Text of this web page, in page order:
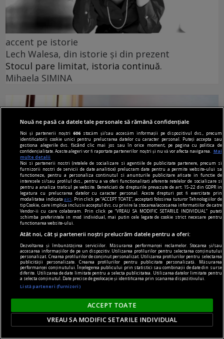
accent pe istorie
Lech Walesa, din istorie și din prezent
Stocul pare limitat, istoria continuă.
Mihaela SIMINA
prezentul discontinuu
Misterul voiniciei
„Strîmbă-Lemne” nu are, după cum se vede, o
tipologie fixă, el variind imagistic în funcţie de
marotele fiecărei generaţii.
Codrin Liviu CUŢITARU
Nouă ne pasă ca datele tale personale să rămână confidențiale
Noi și partenerii noștri606 stocăm și/sau accesăm informații pe dispozitivul dvs., precum
identificatorii cookie unici pentru prelucrarea datelor cu caracter personal. Puteți accepta sau
gestiona alegerile dvs. făcând clic mai jos sau în orice moment, pe pagina cu politica de
confidențialitate. Aceste alegeri vor fi raportate partenerilor noștri și nu vă vor afecta navigarea.
Mai
multe detalii
Noi si partenerii nostri (retelele de socializare si agentiile de publicitate partenere, precum si
furnizorii nostri de servicii de date analitice) prelucram date pentru a permite website-ului sa
functioneze, pentru a personaliza continutul si anunturile publicitare afisate in functie de
interesele si/sau profilul dvs., pentru a va oferi functionalitati aferente retelelor de socializare si
pentru a analiza traficul pe website. Beneficiati de drepturile prevazute de art. 15-22 din GDPR in
legatura cu prelucrarea datelor cu caracter personal. Aceste drepturi pot fi exercitate prin
modalitatea indicataaici
. Prin click pe “ACCEPT TOATE”, acceptati folosirea tuturor Tehnologiilor de
tip Cookie, care implica inclusiv acceptul dvs. cu privire la stocarea/accesarea informatiilor de catre
Vendor-ii cu care colaboram. Prin click pe “VREAU SA MODIFIC SETARILE INDIVIDUAL” puteti
schimba preferintele in mod individual, mai putin cele legate de cookie strict necesare pentru
functionarea website-ului.
Atât noi, cât și partenerii noștri prelucrăm datele pentru a oferi:
Dezvoltarea și îmbunătățirea serviciilor. Măsurarea performanței reclamelor. Stocarea și/sau
accesarea informațiilor de pe un dispozitiv. Utilizarea profilurilor pentru selectarea conținutului
personalizat. Crearea profilurilor de conținut personalizat. Utilizarea profilurilor pentru selectarea
publicității personalizate. Crearea profilurilor pentru publicitate personalizată. Măsurarea
performanței conținutului. Înțelegerea publicului prin statistici sau combinații de date din surse
diferite. Utilizarea de date limitate pentru a selecta publicitatea. Utilizarea datelor limitate pentru
a selecta conținutul. Date precise de geolocație și identificarea prin scanarea dispozitivului.
Listă parteneri (furnizori)
ACCEPT TOATE
VREAU SA MODIFIC SETARILE INDIVIDUAL